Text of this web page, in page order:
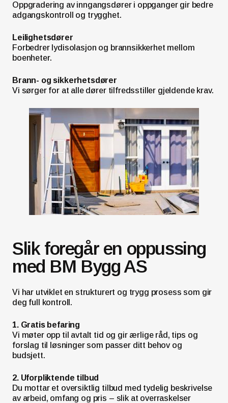
Oppgradering av inngangsdører i oppganger gir bedre
adgangskontroll og trygghet.
Leilighetsdører
Forbedrer lydisolasjon og brannsikkerhet mellom
boenheter.
Brann- og sikkerhetsdører
Vi sørger for at alle dører tilfredsstiller gjeldende krav.
Slik foregår en oppussing
med BM Bygg AS
Vi har utviklet en strukturert og trygg prosess som gir
deg full kontroll.
1. Gratis befaring
Vi møter opp til avtalt tid og gir ærlige råd, tips og
forslag til løsninger som passer ditt behov og
budsjett.
2. Uforpliktende tilbud
Du mottar et oversiktlig tilbud med tydelig beskrivelse
av arbeid, omfang og pris – slik at overraskelser